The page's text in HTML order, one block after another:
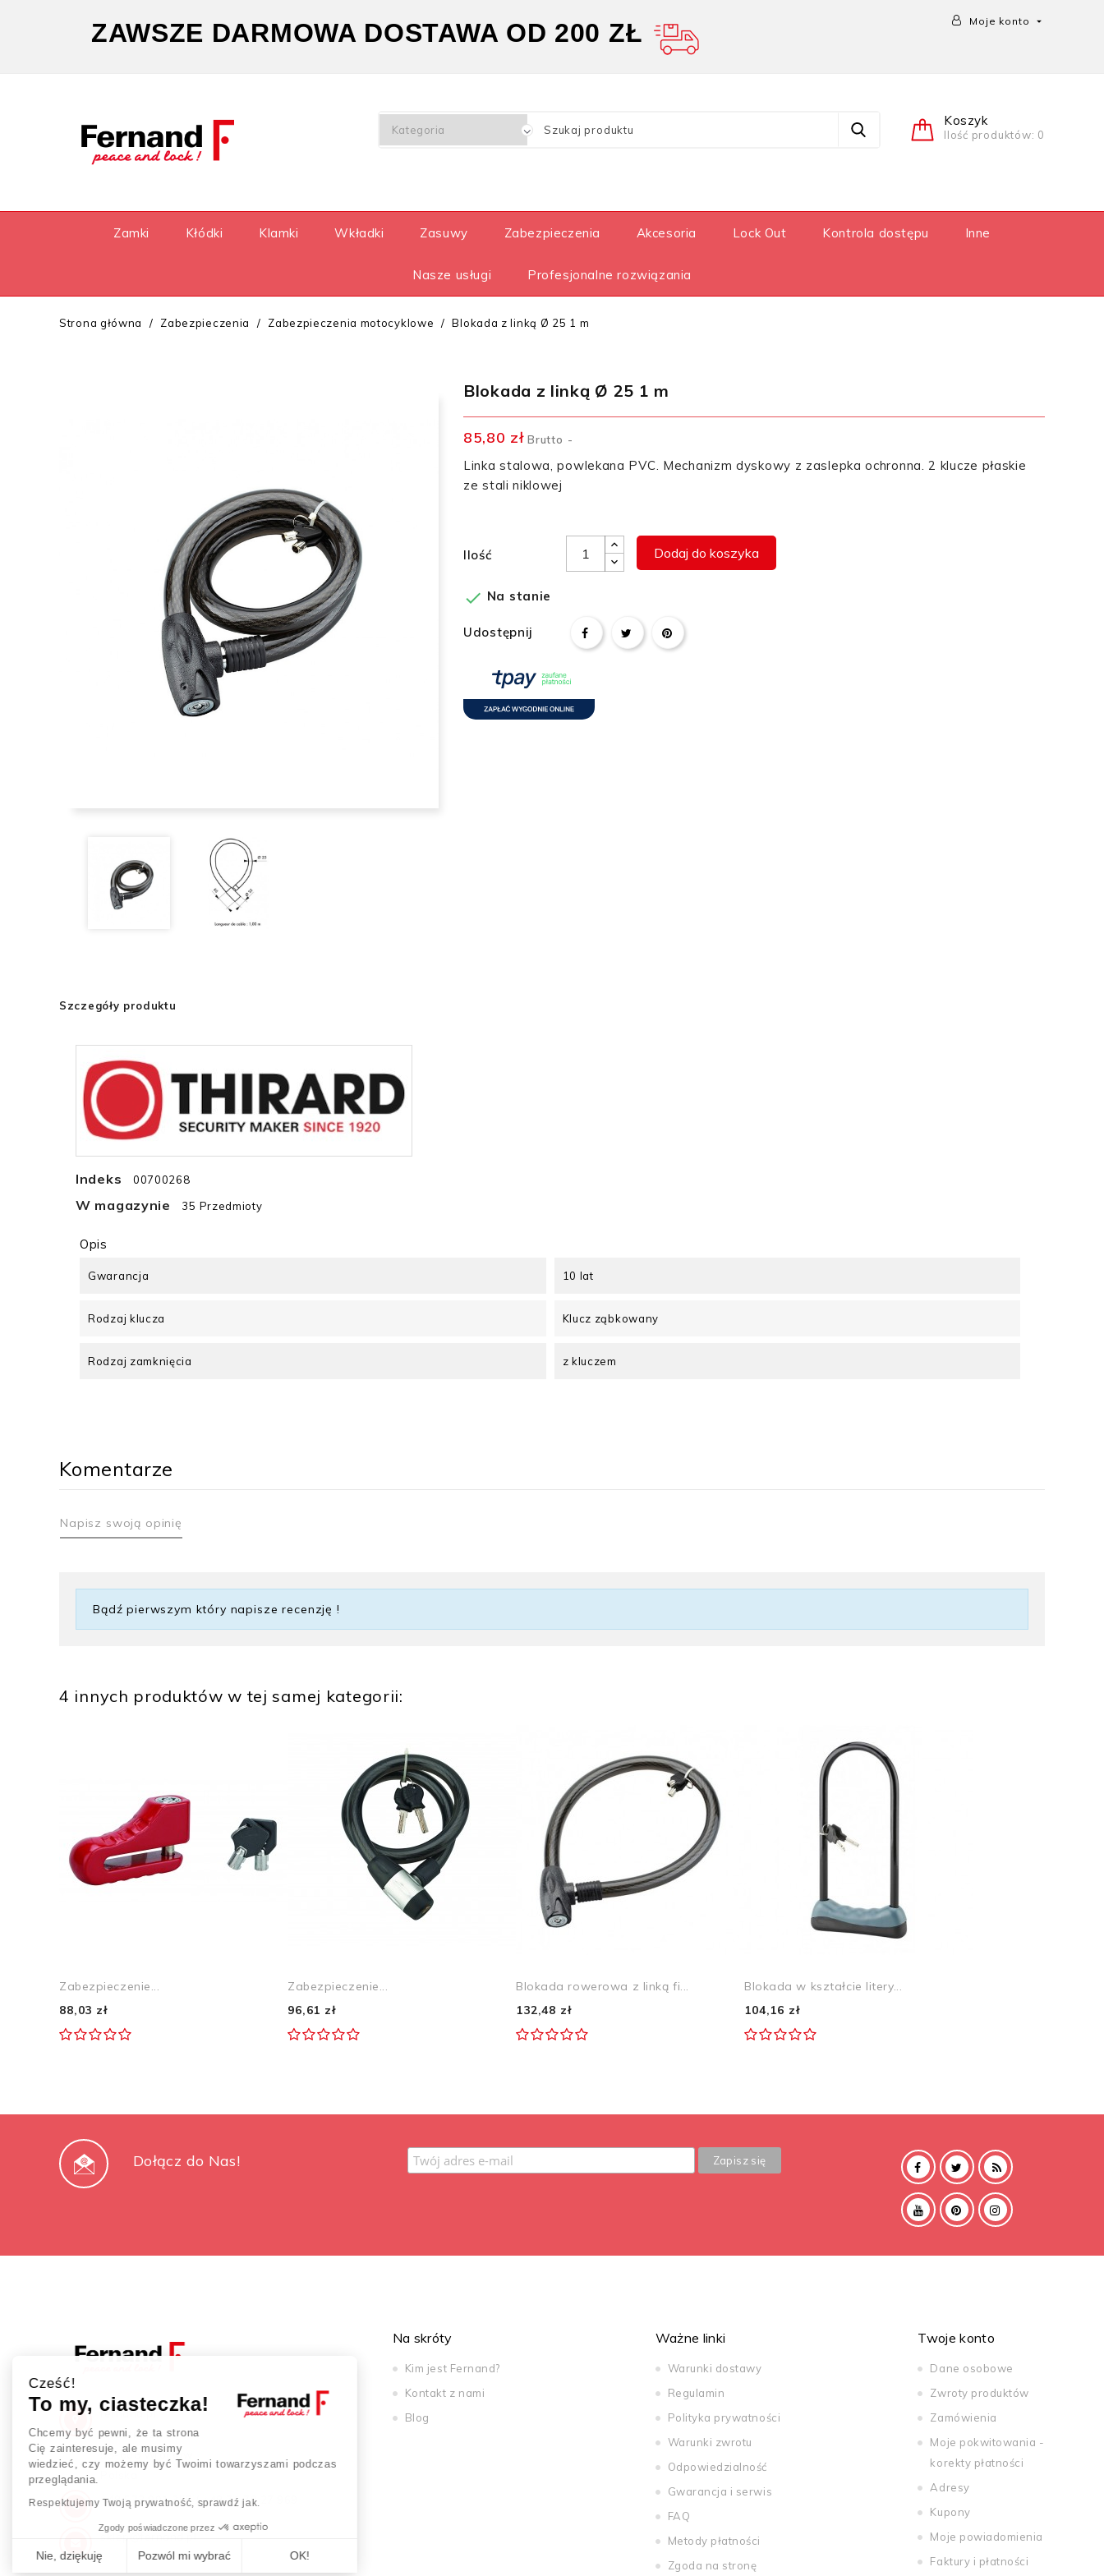
Moje konto 
ZAWSZE DARMOWA DOSTAWA OD 200 ZŁ
Koszyk
Ilość produktów: 0
Zamki Kłódki Klamki Wkładki Zasuwy Zabezpieczenia Akcesoria Lock Out Kontrola dostępu Inne
Nasze usługi Profesjonalne rozwiązania
Strona główna Zabezpieczenia Zabezpieczenia motocyklowe Blokada z linką Ø 25 1 m
Blokada z linką Ø 25 1 m
85,80 zł Brutto
Linka stalowa, powlekana PVC. Mechanizm dyskowy z zaslepka ochronna. 2 klucze płaskie
ze stali niklowej
Ilość Dodaj do koszyka
 Na stanie
Udostępnij
Szczegóły produktu
Indeks 00700268
W magazynie 35 Przedmioty
Opis
Gwarancja 10 lat
Rodzaj klucza Klucz ząbkowany
Rodzaj zamknięcia z kluczem
Komentarze
Napisz swoją opinię
Bądź pierwszym który napisze recenzję !
4 innych produktów w tej samej kategorii:
Zabezpieczenie...
88,03 zł
Zabezpieczenie...
96,61 zł
Blokada rowerowa z linką fi...
132,48 zł
Blokada w kształcie litery...
104,16 zł
Dołącz do Nas!
fernand.pl
Robotnicza 54
53-608 Wrocław
+48 573 901 355 / +48 71 78 27 969
sklep@fernand.pl
Na skróty
Kim jest Fernand?
Kontakt z nami
Blog
Ważne linki
Warunki dostawy
Regulamin
Polityka prywatności
Warunki zwrotu
Odpowiedzialność
Gwarancja i serwis
FAQ
Metody płatności
Zgoda na stronę
Twoje konto
Dane osobowe
Zwroty produktów
Zamówienia
Moje pokwitowania -
korekty płatności
Adresy
Kupony
Moje powiadomienia
Faktury i płatności
Cześć!
To my, ciasteczka!
Chcemy być pewni, że ta strona
Cię zainteresuje, ale musimy
wiedzieć, czy możemy być Twoimi towarzyszami podczas
przeglądania.
Respektujemy Twoją prywatność, sprawdź jak.
Zgody poświadczone przez
Nie, dziękuję Pozwól mi wybrać
OK!